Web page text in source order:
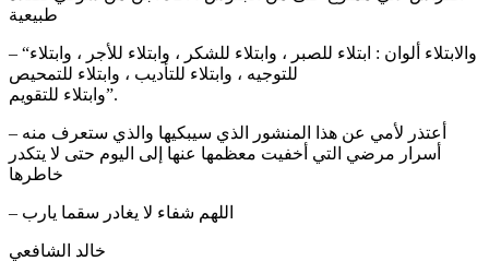
طبيعية
– “والابتلاء ألوان : ابتلاء للصبر ، وابتلاء للشكر ، وابتلاء للأجر ، وابتلاء
للتوجيه ، وابتلاء للتأديب ، وابتلاء للتمحيص
وابتلاء للتقويم”.
– أعتذر لأمي عن هذا المنشور الذي سيبكيها والذي ستعرف منه
أسرار مرضي التي أخفيت معظمها عنها إلى اليوم حتى لا يتكدر
خاطرها
– اللهم شفاء لا يغادر سقما يارب
خالد الشافعي